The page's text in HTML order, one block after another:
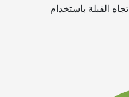
القبلة باستخدام